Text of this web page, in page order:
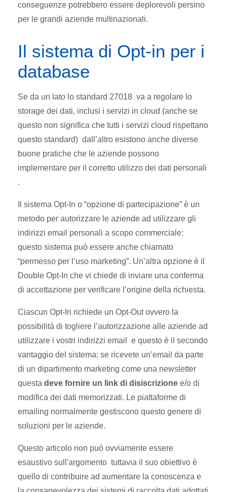
conseguenze potrebbero essere deplorevoli persino
per le grandi aziende multinazionali.
Il sistema di Opt-in per i
database
Se da un lato lo standard 27018 va a regolare lo
storage dei dati, inclusi i servizi in cloud (anche se
questo non significa che tutti i servizi cloud rispettano
questo standard) dall’altro esistono anche diverse
buone pratiche che le aziende possono
implementare per il corretto utilizzo dei dati personali
.
Il sistema Opt-In o “opzione di partecipazione” è un
metodo per autorizzare le aziende ad utilizzare gli
indirizzi email personali a scopo commerciale:
questo sistema può essere anche chiamato
“permesso per l’uso marketing”. Un’altra opzione è il
Double Opt-In che vi chiede di inviare una conferma
di accettazione per verificare l’origine della richiesta.
Ciascun Opt-In richiede un Opt-Out ovvero la
possibilità di togliere l’autorizzazione alle aziende ad
utilizzare i vostri indirizzi email e questo è il secondo
vantaggio del sistema: se ricevete un’email da parte
di un dipartimento marketing come una newsletter
questa deve fornire un link di disiscrizione e/o di
modifica dei dati memorizzati. Le piattaforme di
emailing normalmente gestiscono questo genere di
soluzioni per le aziende.
Questo articolo non può ovviamente essere
esaustivo sull'argomento tuttavia il suo obiettivo è
quello di contribuire ad aumentare la conoscenza e